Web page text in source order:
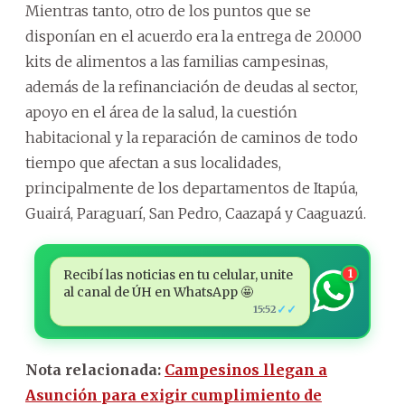
Mientras tanto, otro de los puntos que se
disponían en el acuerdo era la entrega de 20.000
kits de alimentos a las familias campesinas,
además de la refinanciación de deudas al sector,
apoyo en el área de la salud, la cuestión
habitacional y la reparación de caminos de todo
tiempo que afectan a sus localidades,
principalmente de los departamentos de Itapúa,
Guairá, Paraguarí, San Pedro, Caazapá y Caaguazú.
Recibí las noticias en tu celular, unite
al canal de ÚH en WhatsApp 🤩
15:52 ✓✓
1
Nota relacionada: Campesinos llegan a
Asunción para exigir cumplimiento de